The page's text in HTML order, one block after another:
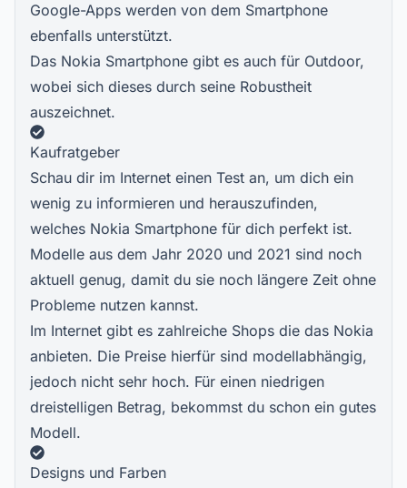
Google-Apps werden von dem Smartphone
ebenfalls unterstützt.
Das Nokia Smartphone gibt es auch für Outdoor,
wobei sich dieses durch seine Robustheit
auszeichnet.
Kaufratgeber
Schau dir im Internet einen Test an, um dich ein
wenig zu informieren und herauszufinden,
welches Nokia Smartphone für dich perfekt ist.
Modelle aus dem Jahr 2020 und 2021 sind noch
aktuell genug, damit du sie noch längere Zeit ohne
Probleme nutzen kannst.
Im Internet gibt es zahlreiche Shops die das Nokia
anbieten. Die Preise hierfür sind modellabhängig,
jedoch nicht sehr hoch. Für einen niedrigen
dreistelligen Betrag, bekommst du schon ein gutes
Modell.
Designs und Farben